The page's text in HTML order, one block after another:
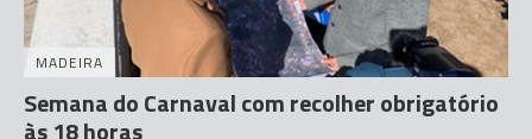
MADEIRA
Semana do Carnaval com recolher obrigatório
às 18 horas